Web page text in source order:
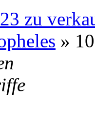
zu
»